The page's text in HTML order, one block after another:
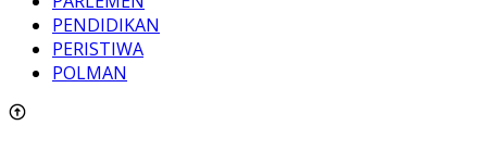
PENDIDIKAN
PERISTIWA
POLMAN